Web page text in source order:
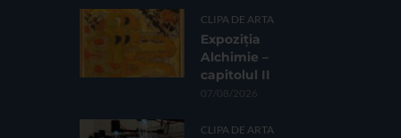
CLIPA DE ARTA
Expoziția
Alchimie –
capitolul II
07/08/2026
CLIPA DE ARTA